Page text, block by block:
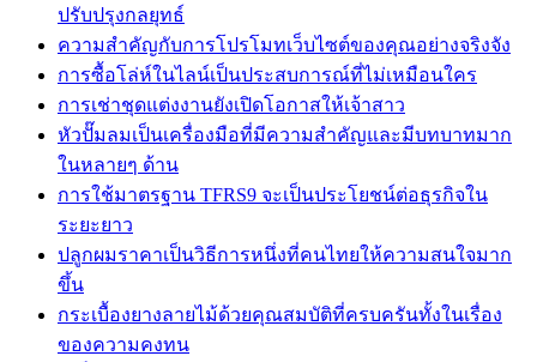
ปรับปรุงกลยุทธ์
ความสำคัญกับการโปรโมทเว็บไซต์ของคุณอย่างจริงจัง
การซื้อโล่ห์ในไลน์เป็นประสบการณ์ที่ไม่เหมือนใคร
การเช่าชุดแต่งงานยังเปิดโอกาสให้เจ้าสาว
หัวปั๊มลมเป็นเครื่องมือที่มีความสำคัญและมีบทบาทมาก
ในหลายๆ ด้าน
การใช้มาตรฐาน TFRS9 จะเป็นประโยชน์ต่อธุรกิจใน
ระยะยาว
ปลูกผมราคาเป็นวิธีการหนึ่งที่คนไทยให้ความสนใจมาก
ขึ้น
กระเบื้องยางลายไม้ด้วยคุณสมบัติที่ครบครันทั้งในเรื่อง
ของความคงทน